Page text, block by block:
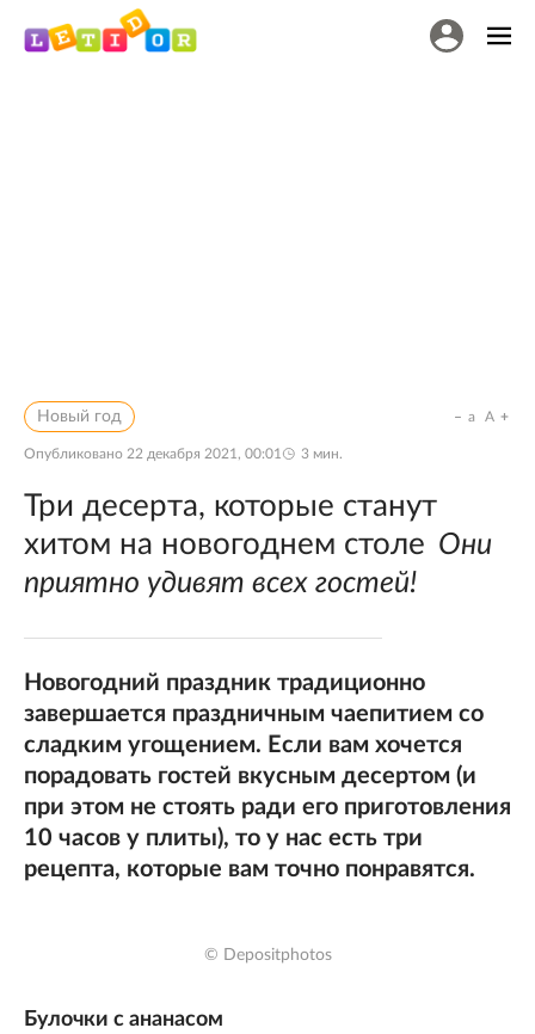
Новый год
Опубликовано 22 декабря 2021, 00:01 3 мин.
a A
Три десерта, которые станут
хитом на новогоднем столе Они
приятно удивят всех гостей!
Новогодний праздник традиционно
завершается праздничным чаепитием со
сладким угощением. Если вам хочется
порадовать гостей вкусным десертом (и
при этом не стоять ради его приготовления
10 часов у плиты), то у нас есть три
рецепта, которые вам точно понравятся.
© Depositphotos
Булочки с ананасом